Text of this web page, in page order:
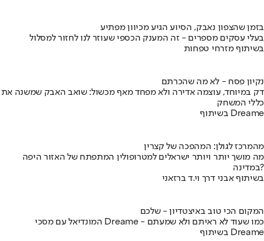
בזמן שהצפון נאבק, הסיוע הגיע מכיוון מפתיע
בעלי עסקים מספרים - זה המענק הכספי שעוזר לנו לחזור למסלול
בשיתוף מזרחי טפחות
נקיון פסח - לא מה שהכרתם
דק במיוחד, עוצמה אדירה ולא מפחד מאף מכשול: שואב האבק שמשנה את
כללי המשחק
בשיתוף Dreame
מהמרכז לגולן: המהפכה של קצרין
מה מושך יותר ויותר ישראלים למטרופולין המתפתח של האזור היפה
במדינה?
בשיתוף אבני דרך וי.ד ברזאני
המקום הכי טוב באיצטדיון - שלכם
המונדיאל עם מסכי Dreame - כמו שעוד לא ראיתם ולא שמעתם
בשיתוף Dreame